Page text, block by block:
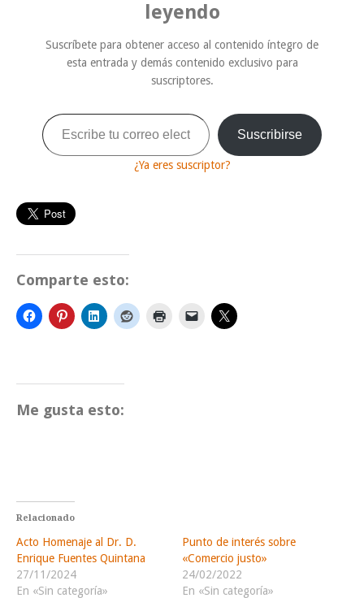
leyendo
Suscríbete para obtener acceso al contenido íntegro de
esta entrada y demás contenido exclusivo para
suscriptores.
Escribe tu correo electrónico…
Suscribirse
¿Ya eres suscriptor?
Comparte esto:
Me gusta esto:
Relacionado
Acto Homenaje al Dr. D.
Enrique Fuentes Quintana
27/11/2024
En «Sin categoría»
Punto de interés sobre
«Comercio justo»
24/02/2022
En «Sin categoría»